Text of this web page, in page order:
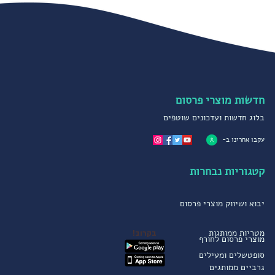
מוצרי פרסום לחורף בקרוב!
בלוג חדשות ועדכונים שוטפים
עקבו אחרינו ב-
קטגוריות נבחרות
יבוא ושיווק מוצרי פרסום
מטריות ממותגות
סופטשלים ומעילים
גרביים ממותגים
חדשות מוצרי פרסום